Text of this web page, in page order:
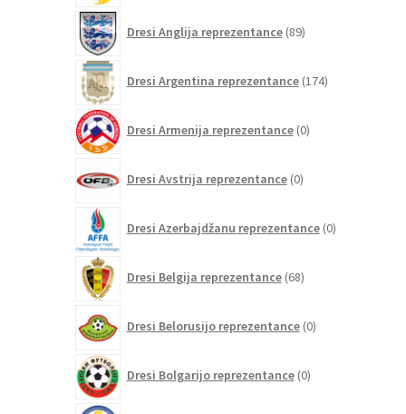
Dresi Anglija reprezentance 89izdelkov
Dresi Argentina reprezentance 174izdelkov
Dresi Armenija reprezentance 0izdelkov
Dresi Avstrija reprezentance 0izdelkov
Dresi Azerbajdžanu reprezentance 0izdelkov
Dresi Belgija reprezentance 68izdelkov
Dresi Belorusijo reprezentance 0izdelkov
Dresi Bolgarijo reprezentance 0izdelkov